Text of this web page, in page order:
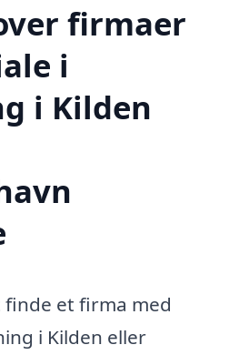
firmaer
i
i Kilden
et firma med
i Kilden eller